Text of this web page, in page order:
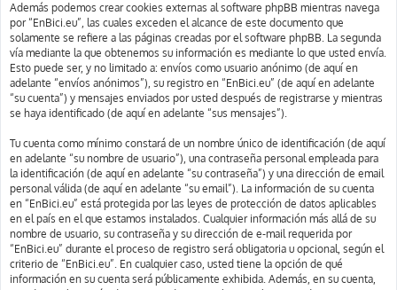
Además podemos crear cookies externas al software phpBB mientras navega
por “EnBici.eu”, las cuales exceden el alcance de este documento que
solamente se refiere a las páginas creadas por el software phpBB. La segunda
vía mediante la que obtenemos su información es mediante lo que usted envía.
Esto puede ser, y no limitado a: envíos como usuario anónimo (de aquí en
adelante “envíos anónimos”), su registro en “EnBici.eu” (de aquí en adelante
“su cuenta”) y mensajes enviados por usted después de registrarse y mientras
se haya identificado (de aquí en adelante “sus mensajes”).
Tu cuenta como mínimo constará de un nombre único de identificación (de aquí
en adelante “su nombre de usuario”), una contraseña personal empleada para
la identificación (de aquí en adelante “su contraseña”) y una dirección de email
personal válida (de aquí en adelante “su email”). La información de su cuenta
en “EnBici.eu” está protegida por las leyes de protección de datos aplicables
en el país en el que estamos instalados. Cualquier información más allá de su
nombre de usuario, su contraseña y su dirección de e-mail requerida por
“EnBici.eu” durante el proceso de registro será obligatoria u opcional, según el
criterio de “EnBici.eu”. En cualquier caso, usted tiene la opción de qué
información en su cuenta será públicamente exhibida. Además, en su cuenta,